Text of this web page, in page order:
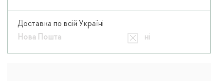
Доставка по всій Україні
Нова Пошта
ні